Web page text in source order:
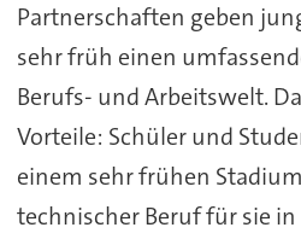
Partnerschaften geben
sehr früh einen
Berufs- und Arbeitswelt.
Vorteile: Schüler und
einem sehr frühen
technischer Beruf für sie